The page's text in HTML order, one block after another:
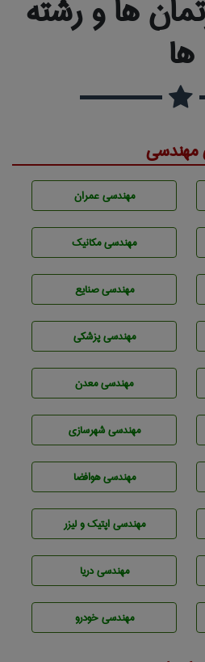
ها و رشته
ها
مهندسی عمران
مهندسی مکانیک
مهندسی صنايع
مهندسی پزشکی
مهندسی معدن
مهندسی شهرسازی
مهندسی هوافضا
مهندسی اپتیک و لیزر
مهندسی دریا
مهندسی خودرو